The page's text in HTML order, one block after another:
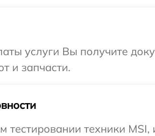
услуги Вы получите
и запчасти.
техники MSI,